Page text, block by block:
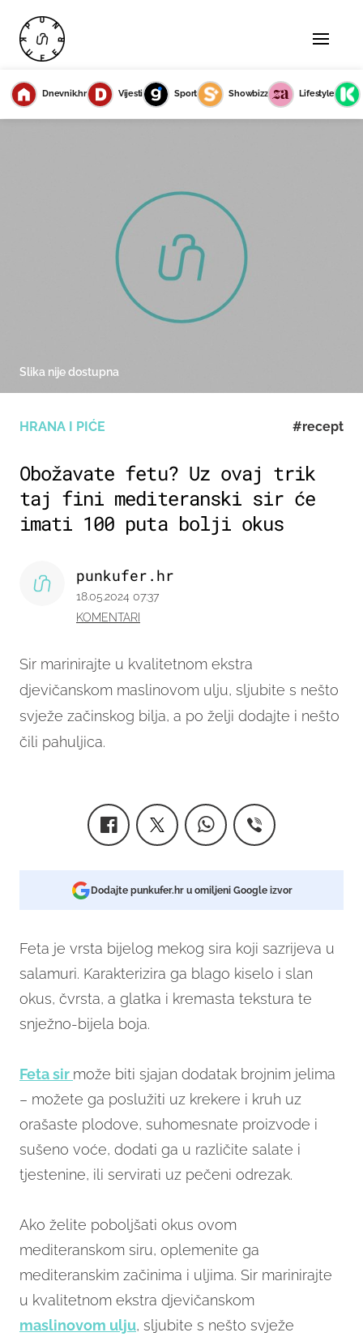
Dnevnik.hr Vijesti Sport Showbizz Lifestyle
HRANA I PIĆE #recept
Obožavate fetu? Uz ovaj trik
taj fini mediteranski sir će
imati 100 puta bolji okus
Sir marinirajte u kvalitetnom ekstra
djevičanskom maslinovom ulju, sljubite s nešto
svježe začinskog bilja, a po želji dodajte i nešto
čili pahuljica.
punkufer.hr
18.05.2024 07:37
KOMENTARI
Slika nije dostupna
Dodajte punkufer.hr u omiljeni Google izvor
Feta je vrsta bijelog mekog sira koji sazrijeva u
salamuri. Karakterizira ga blago kiselo i slan
okus, čvrsta, a glatka i kremasta tekstura te
snježno-bijela boja.
Feta sir može biti sjajan dodatak brojnim jelima
– možete ga poslužiti uz krekere i kruh uz
orašaste plodove, suhomesnate proizvode i
sušeno voće, dodati ga u različite salate i
tjestenine, ili servirati uz pečeni odrezak.
Ako želite poboljšati okus ovom
mediteranskom siru, oplemenite ga
mediteranskim začinima i uljima. Sir marinirajte
u kvalitetnom ekstra djevičanskom
maslinovom ulju, sljubite s nešto svježe